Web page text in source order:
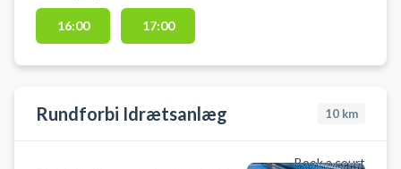
København – spil pickleball midt i
byen. Der er 4 pickleballbaner klar
København V, byder udover leje af
16:00 17:00
Rundforbi Idrætsanlæg 10 km
Book a court